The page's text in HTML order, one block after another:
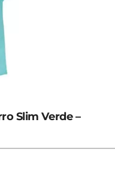
Slim Verde –